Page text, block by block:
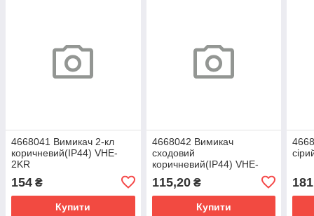
4668041 Вимикач 2-кл
коричневий(IP44) VHE-
2KR
154 ₴
Купити
4668042 Вимикач
сходовий
коричневий(IP44) VHE-
115,20₴
Купити